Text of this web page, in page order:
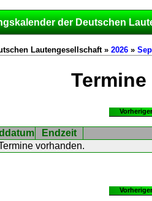
der Deutschen
Lautengesellschaft » 2026 »
Termine
Endzeit
vorhanden.